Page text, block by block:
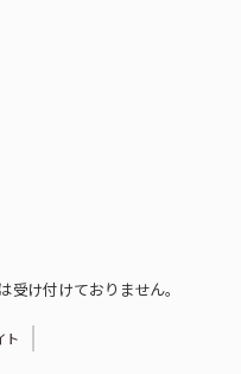
け付けておりません。
ト